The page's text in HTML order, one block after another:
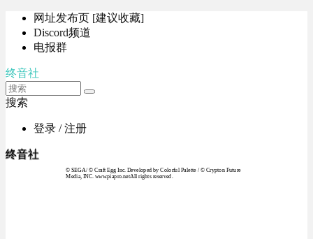
网址发布页 [建议收藏]
Discord频道
电报群
终音社
搜索
登录 / 注册
终音社
© SEGA / © Craft Egg Inc. Developed by Colorful Palette / © Crypton Future
Media, INC. www.piapro.netAll rights reserved.